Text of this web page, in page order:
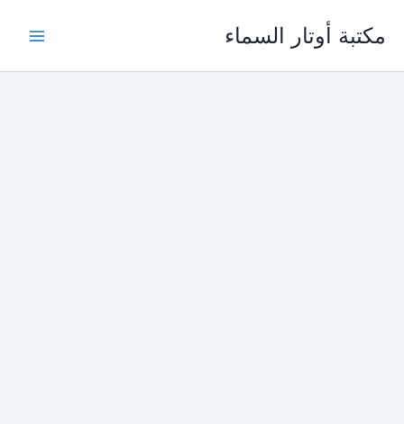
مكتبة أوتار السماء